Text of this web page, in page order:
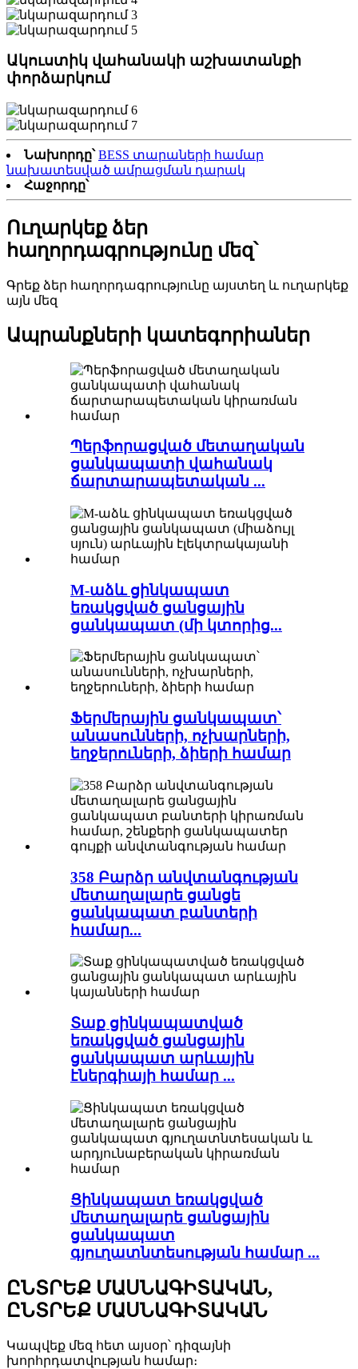
Ակուստիկ վահանակի աշխատանքի
փորձարկում
Նախորդը՝ BESS տարաների համար
նախատեսված ամրացման դարակ
Հաջորդը՝
Ուղարկեք ձեր
հաղորդագրությունը մեզ՝
Գրեք ձեր հաղորդագրությունը այստեղ և ուղարկեք
այն մեզ
Ապրանքների կատեգորիաներ
Պերֆորացված մետաղական
ցանկապատի վահանակ
ճարտարապետական ​​...
M-աձև ցինկապատ
եռակցված ցանցային
ցանկապատ (մի կտորից...
Ֆերմերային ցանկապատ՝
անասունների, ոչխարների,
եղջերուների, ձիերի համար
358 Բարձր անվտանգության
մետաղալարե ցանցե
ցանկապատ բանտերի
համար...
Տաք ցինկապատված
եռակցված ցանցային
ցանկապատ արևային
էներգիայի համար ...
Ցինկապատ եռակցված
մետաղալարե ցանցային
ցանկապատ
գյուղատնտեսության համար ...
ԸՆՏՐԵՔ ՄԱՍՆԱԳԻՏԱԿԱՆ,
ԸՆՏՐԵՔ ՄԱՍՆԱԳԻՏԱԿԱՆ
Կապվեք մեզ հետ այսօր՝ դիզայնի
խորհրդատվության համար։